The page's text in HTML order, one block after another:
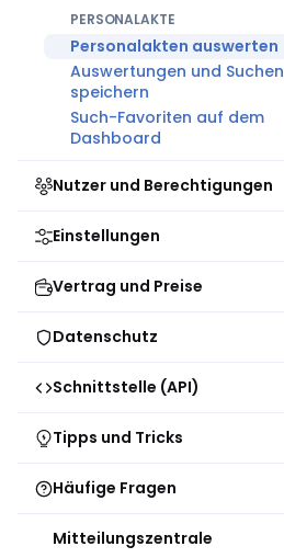
PERSONALAKTE
Personalakten auswerten
Auswertungen und Suchen
speichern
Such-Favoriten auf dem
Dashboard
Nutzer und Berechtigungen
Einstellungen
Vertrag und Preise
Datenschutz
Schnittstelle (API)
Tipps und Tricks
Häufige Fragen
Mitteilungszentrale